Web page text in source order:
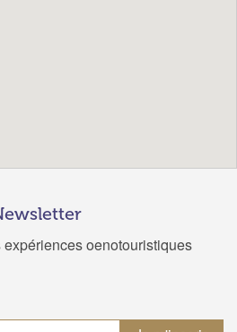
oenotouristiques